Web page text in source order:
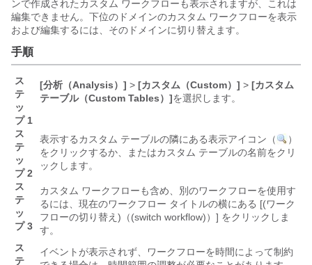
ンで作成されたカスタム ワークフローも表示されますが、これは
編集できません。下位のドメインのカスタム ワークフローを表示
および編集するには、そのドメインに切り替えます。
手順
ス
テ
ッ
プ 1
[分析（Analysis）] > [カスタム（Custom）] > [カスタム
テーブル（Custom Tables）]を選択します。
ス
テ
ッ
プ 2
表示するカスタム テーブルの隣にある表示アイコン（
）
をクリックするか、またはカスタム テーブルの名前をクリ
ックします。
ス
テ
ッ
プ 3
カスタム ワークフローも含め、別のワークフローを使用す
るには、現在のワークフロー タイトルの横にある [(ワーク
フローの切り替え)（(switch workflow)）] をクリックしま
す。
ス
テ
イベントが表示されず、ワークフローを時間によって制約